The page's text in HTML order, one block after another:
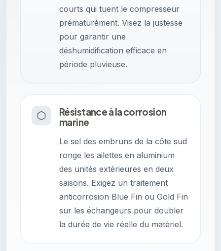
courts qui tuent le compresseur
prématurément. Visez la justesse
pour garantir une
déshumidification efficace en
période pluvieuse.
Résistance à la corrosion
marine
Le sel des embruns de la côte sud
ronge les ailettes en aluminium
des unités extérieures en deux
saisons. Exigez un traitement
anticorrosion Blue Fin ou Gold Fin
sur les échangeurs pour doubler
la durée de vie réelle du matériel.